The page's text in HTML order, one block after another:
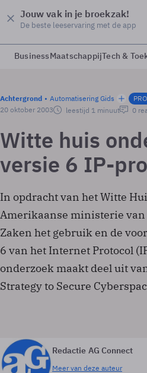
Jouw vak in je broekzak!
De beste leeservaring met de app
BusinessMaatschappijTech &
Achtergrond Automatisering Gids
PRO
20 oktober 2003
leestijd 1 minuut 0
Witte huis
versie 6 IP-
In opdracht van het Witte
Amerikaanse ministerie van
Zaken het gebruik en de
6 van het Internet Protocol
onderzoek maakt deel uit
Strategy to Secure
Redactie AG Connect
Meer van deze auteur